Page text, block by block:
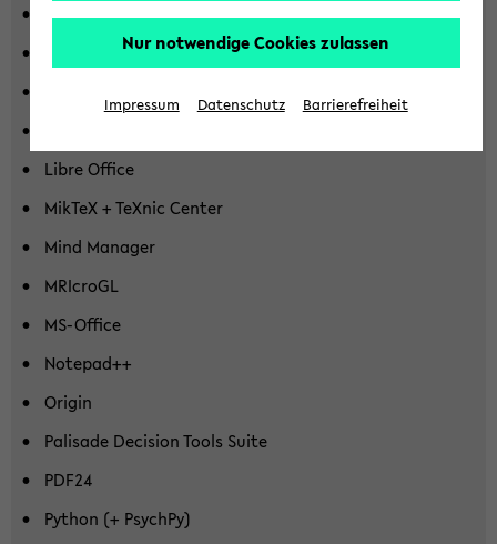
Fire­fox Brow­ser
Libre Of­fice
Mik­TeX + TeX­nic Cen­ter
Mind Ma­na­ger
MRI­croGL
MS-​Office
No­te­pad++
Ori­gin
Pa­li­sa­de De­cis­i­on Tools Suite
PDF24
Py­thon (+ Psych­Py)
Nur notwendige Cookies zulassen
Impressum Datenschutz Barrierefreiheit